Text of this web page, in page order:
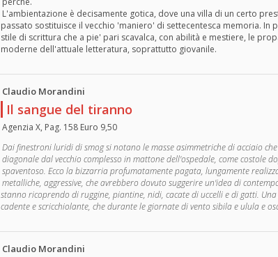
L'ambientazione è decisamente gotica, dove una villa di un certo
passato sostituisce il vecchio 'maniero' di settecentesca memoria. In
stile di scrittura che a pie' pari scavalca, con abilità e mestiere, le
moderne dell'attuale letteratura, soprattutto giovanile.
Claudio Morandini
Il sangue del tiranno
Agenzia X, Pag. 158 Euro 9,50
Dai finestroni luridi di smog si notano le masse asimmetriche di acciaio
diagonale dal vecchio complesso in mattone dell'ospedale, come costole
spaventoso. Ecco la bizzarria profumatamente pagata, lungamente
metalliche, aggressive, che avrebbero dovuto suggerire un'idea di
stanno ricoprendo di ruggine, piantine, nidi, cacate di uccelli e di gatti.
cadente e scricchiolante, che durante le giornate di vento sibila e ulula e
Claudio Morandini